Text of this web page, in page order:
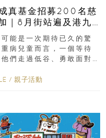
真基金招募200名慈
｜8月街站遍及港九
能是一次期待已久的驚
病兒童而言，一個等待
們走過低谷、勇敢面對
/ 親子活動